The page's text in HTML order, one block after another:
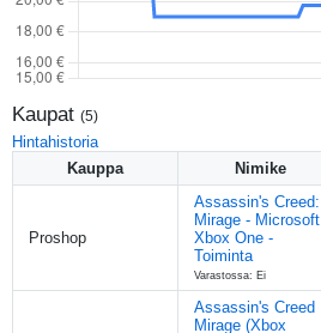
Kaupat (5)
Hintahistoria
Kauppa
Nimike
Proshop
Assassin's Creed:
Mirage - Microsoft
Xbox One -
Toiminta
Varastossa: Ei
Assassin's Creed
Mirage (Xbox